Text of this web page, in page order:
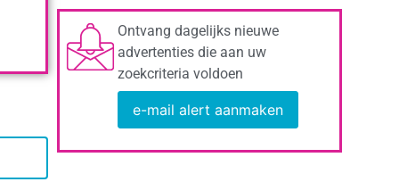
Ontvang dagelijks nieuwe
advertenties die aan uw
zoekcriteria voldoen
e-mail alert aanmaken